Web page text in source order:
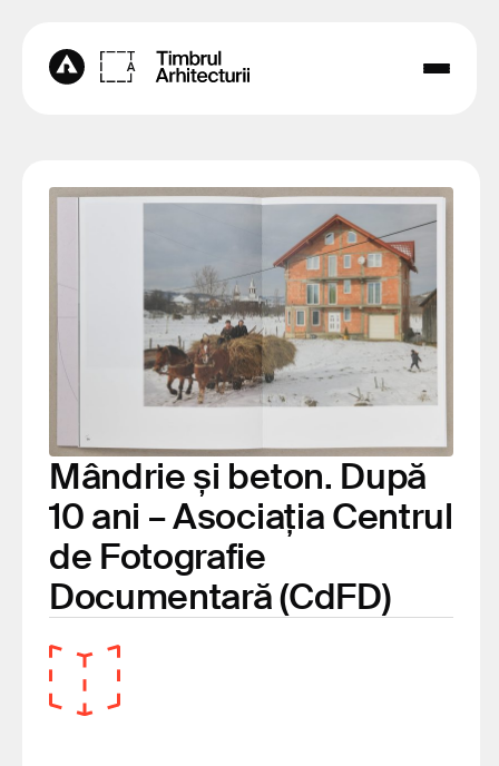
Mândrie și beton. După
10 ani – Asociația Centrul
de Fotografie
Documentară (CdFD)